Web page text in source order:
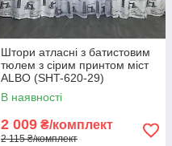
Штори атласні з батистовим
тюлем з сірим принтом міст
ALBO (SHT-620-29)
В наявності
2 009 ₴/комплект
2 115 ₴/комплект